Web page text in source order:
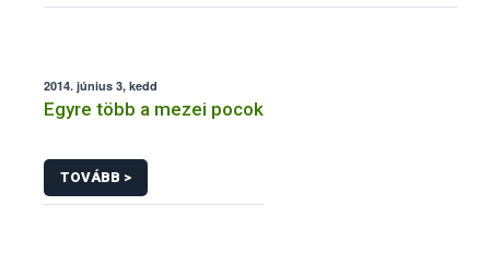
2014. június 3, kedd
Egyre több a mezei pocok
TOVÁBB >